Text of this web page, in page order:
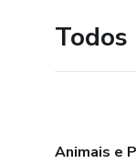
Animais e